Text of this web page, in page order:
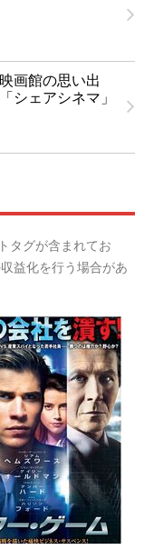
画館の思い出
シェアシネマ」
タグが含まれてお
益化を行う場合があ